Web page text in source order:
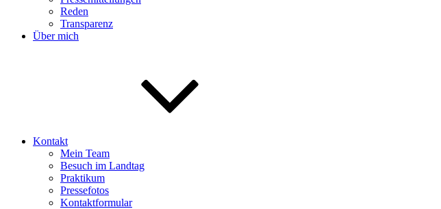
Reden
Transparenz
Über mich
Kontakt
Mein Team
Besuch im Landtag
Praktikum
Pressefotos
Kontaktformular